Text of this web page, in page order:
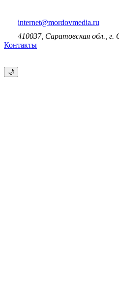
internet@mordovmedia.ru
410037, Саратовская обл., г.
Контакты
🌙